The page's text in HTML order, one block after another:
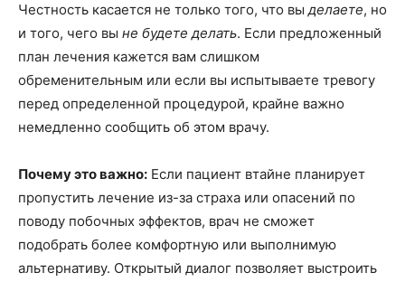
Честность касается не только того, что выделаете, но
и того, чего вы не будете делать. Если предложенный
план лечения кажется вам слишком
обременительным или если вы испытываете тревогу
перед определенной процедурой, крайне важно
немедленно сообщить об этом врачу.
Почему это важно: Если пациент втайне планирует
пропустить лечение из-за страха или опасений по
поводу побочных эффектов, врач не сможет
подобрать более комфортную или выполнимую
альтернативу. Открытый диалог позволяет выстроить